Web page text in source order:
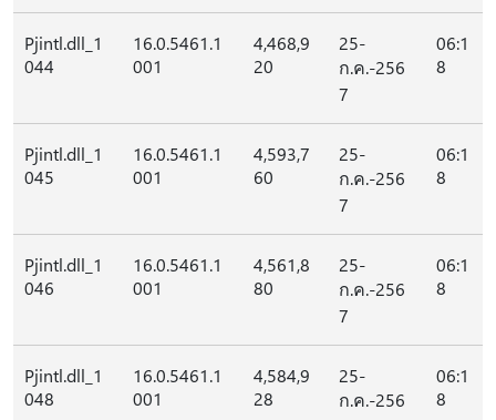
Pjintl.dll_1
044
16.0.5461.1
001
4,468,9
20
25-
ก.ค.-256
7
06:1
8
Pjintl.dll_1
045
16.0.5461.1
001
4,593,7
60
25-
ก.ค.-256
7
06:1
8
Pjintl.dll_1
046
16.0.5461.1
001
4,561,8
80
25-
ก.ค.-256
7
06:1
8
Pjintl.dll_1
048
16.0.5461.1
001
4,584,9
28
25-
ก.ค.-256
06:1
8